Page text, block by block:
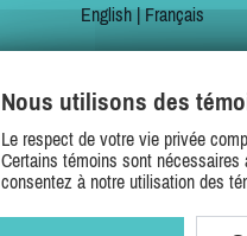
English|Français
Nous utilisons des
Le respect de votre vie privée
Certains témoins sont
consentez à notre utilisation des